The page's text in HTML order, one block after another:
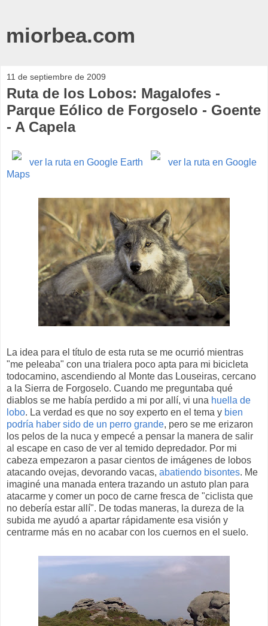
miorbea.com
11 de septiembre de 2009
Ruta de los Lobos: Magalofes -
Parque Eólico de Forgoselo - Goente
- A Capela
ver la ruta en Google Earth
ver la ruta en Google
Maps
La idea para el título de esta ruta se me ocurrió mientras
"me peleaba" con una trialera poco apta para mi bicicleta
todocamino, ascendiendo al Monte das Louseiras, cercano
a la Sierra de Forgoselo. Cuando me preguntaba qué
diablos se me había perdido a mi por allí, vi una huella de
lobo. La verdad es que no soy experto en el tema y bien
podría haber sido de un perro grande, pero se me erizaron
los pelos de la nuca y empecé a pensar la manera de salir
al escape en caso de ver al temido depredador. Por mi
cabeza empezaron a pasar cientos de imágenes de lobos
atacando ovejas, devorando vacas, abatiendo bisontes. Me
imaginé una manada entera trazando un astuto plan para
atacarme y comer un poco de carne fresca de "ciclista que
no debería estar allí". De todas maneras, la dureza de la
subida me ayudó a apartar rápidamente esa visión y
centrarme más en no acabar con los cuernos en el suelo.